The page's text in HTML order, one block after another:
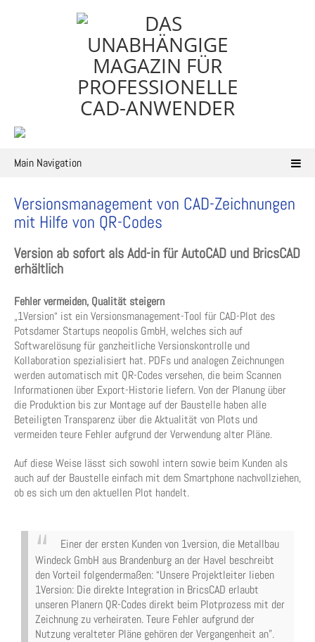
Main Navigation
Versionsmanagement von CAD-Zeichnungen
mit Hilfe von QR-Codes
Version ab sofort als Add-in für AutoCAD und BricsCAD
erhältlich
Fehler vermeiden, Qualität steigern
„1Version“ ist ein Versionsmanagement-Tool für CAD-Plot des
Potsdamer Startups neopolis GmbH, welches sich auf
Softwarelösung für ganzheitliche Versionskontrolle und
Kollaboration spezialisiert hat. PDFs und analogen Zeichnungen
werden automatisch mit QR-Codes versehen, die beim Scannen
Informationen über Export-Historie liefern. Von der Planung über
die Produktion bis zur Montage auf der Baustelle haben alle
Beteiligten Transparenz über die Aktualität von Plots und
vermeiden teure Fehler aufgrund der Verwendung alter Pläne.
Auf diese Weise lässt sich sowohl intern sowie beim Kunden als
auch auf der Baustelle einfach mit dem Smartphone nachvollziehen,
ob es sich um den aktuellen Plot handelt.
Einer der ersten Kunden von 1version, die Metallbau
Windeck GmbH aus Brandenburg an der Havel beschreibt
den Vorteil folgendermaßen: “Unsere Projektleiter lieben
1Version: Die direkte Integration in BricsCAD erlaubt
unseren Planern QR-Codes direkt beim Plotprozess mit der
Zeichnung zu verheiraten. Teure Fehler aufgrund der
Nutzung veralteter Pläne gehören der Vergangenheit an”.